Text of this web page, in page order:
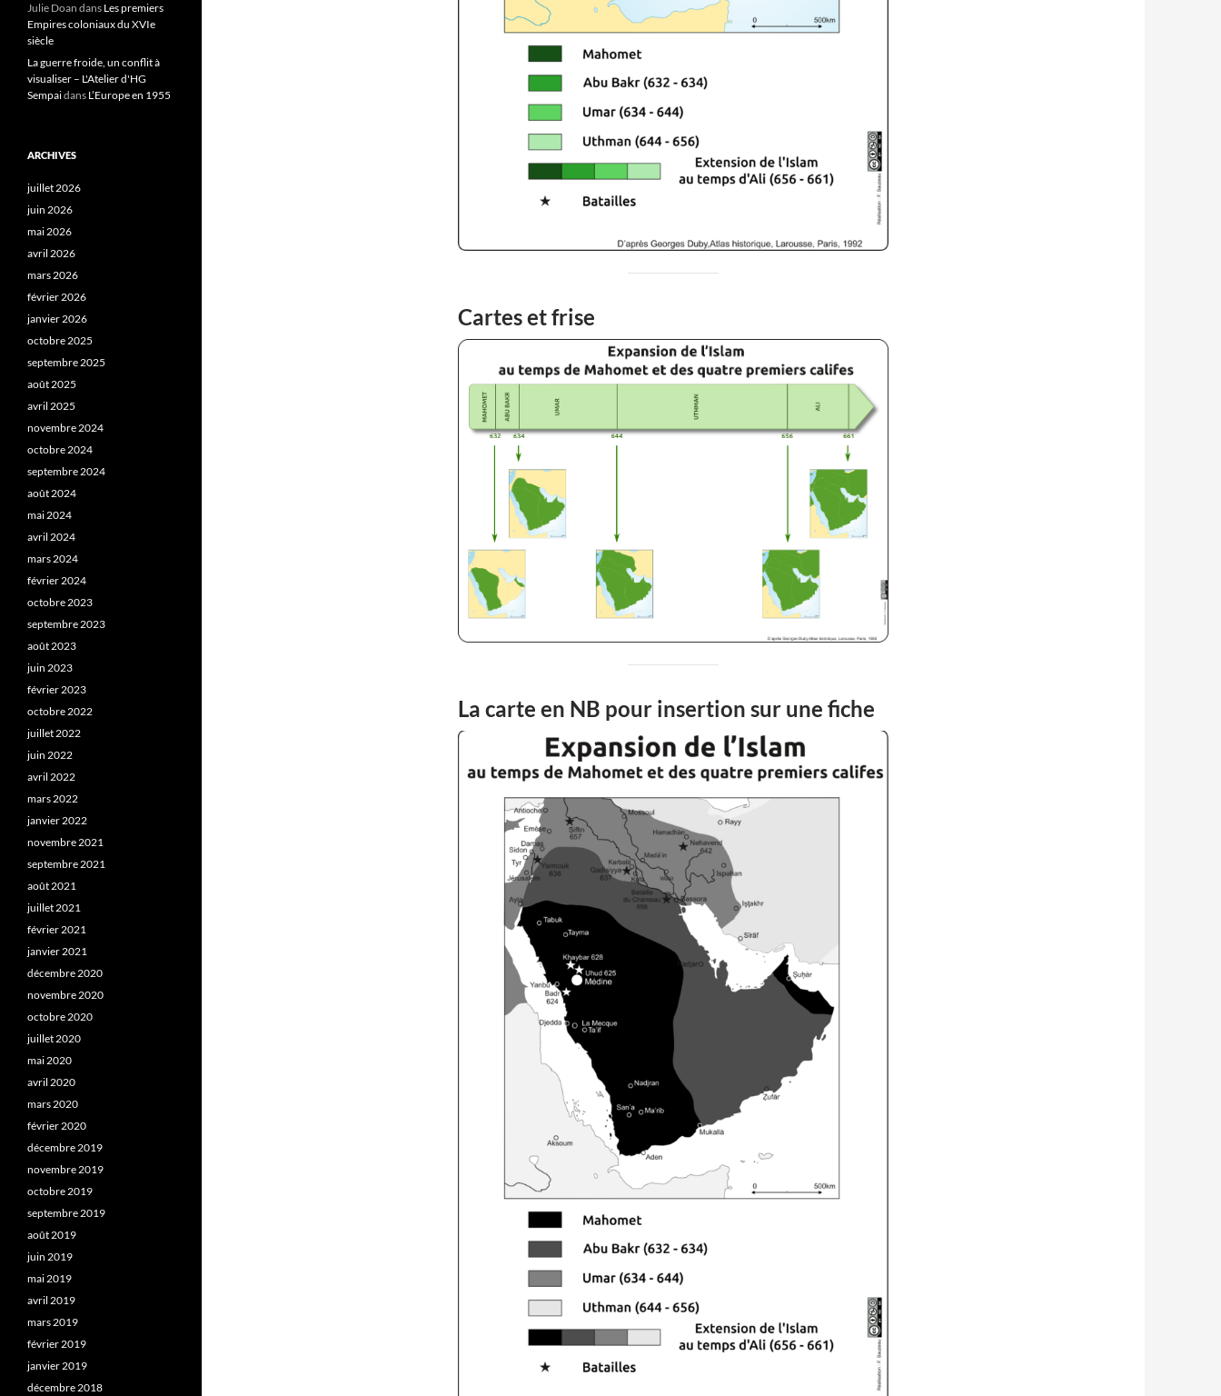
Cartes et frise
La carte en NB pour insertion sur une fiche
Julie Doan dans Les premiers
Empires coloniaux du XVIe
siècle
La guerre froide, un conflit à
visualiser – L'Atelier d'HG
Sempaidans L’Europe en 1955
ARCHIVES
juillet 2026
juin 2026
mai 2026
avril 2026
mars 2026
février 2026
janvier 2026
octobre 2025
septembre 2025
août 2025
avril 2025
novembre 2024
octobre 2024
septembre 2024
août 2024
mai 2024
avril 2024
mars 2024
février 2024
octobre 2023
septembre 2023
août 2023
juin 2023
février 2023
octobre 2022
juillet 2022
juin 2022
avril 2022
mars 2022
janvier 2022
novembre 2021
septembre 2021
août 2021
juillet 2021
février 2021
janvier 2021
décembre 2020
novembre 2020
octobre 2020
juillet 2020
mai 2020
avril 2020
mars 2020
février 2020
décembre 2019
novembre 2019
octobre 2019
septembre 2019
août 2019
juin 2019
mai 2019
avril 2019
mars 2019
février 2019
janvier 2019
décembre 2018